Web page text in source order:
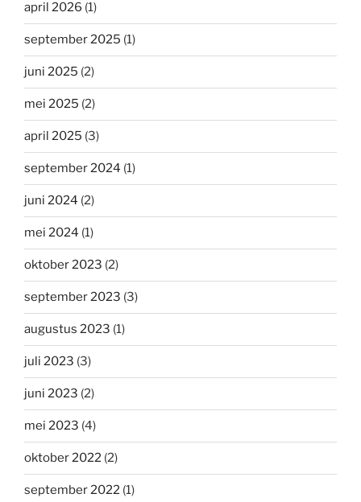
april 2026 (1)
september 2025 (1)
juni 2025 (2)
mei 2025 (2)
april 2025 (3)
september 2024 (1)
juni 2024 (2)
mei 2024 (1)
oktober 2023 (2)
september 2023 (3)
augustus 2023 (1)
juli 2023 (3)
juni 2023 (2)
mei 2023 (4)
oktober 2022 (2)
september 2022 (1)